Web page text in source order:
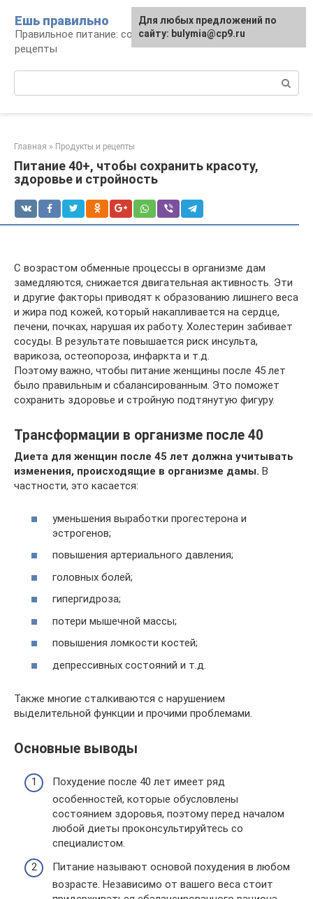
контенту
Ешь правильно
Правильное питание: советы, продукты,
рецепты
Главная » Продукты и рецепты
Питание 40+, чтобы сохранить красоту,
здоровье и стройность
С возрастом обменные процессы в организме дам
замедляются, снижается двигательная активность. Эти
и другие факторы приводят к образованию лишнего веса
и жира под кожей, который накапливается на сердце,
печени, почках, нарушая их работу. Холестерин забивает
сосуды. В результате повышается риск инсульта,
варикоза, остеопороза, инфаркта и т.д.
Поэтому важно, чтобы питание женщины после 45 лет
было правильным и сбалансированным. Это поможет
сохранить здоровье и стройную подтянутую фигуру.
Трансформации в организме после 40
Диета для женщин после 45 лет должна учитывать
изменения, происходящие в организме дамы. В
частности, это касается:
уменьшения выработки прогестерона и
эстрогенов;
повышения артериального давления;
головных болей;
гипергидроза;
потери мышечной массы;
повышения ломкости костей;
депрессивных состояний и т.д.
Также многие сталкиваются с нарушением
выделительной функции и прочими проблемами.
Основные выводы
Похудение после 40 лет имеет ряд
особенностей, которые обусловлены
состоянием здоровья, поэтому перед началом
любой диеты проконсультируйтесь со
специалистом.
Питание называют основой похудения в любом
возрасте. Независимо от вашего веса стоит
Для любых предложений по
сайту: bulymia@cp9.ru